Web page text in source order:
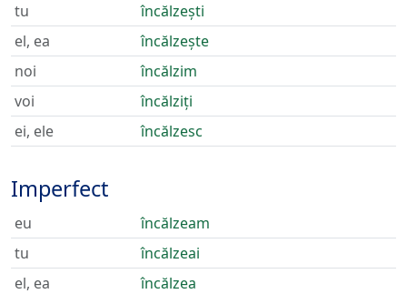
tu
încălzești
el, ea
încălzește
noi
încălzim
voi
încălziți
ei, ele
încălzesc
Imperfect
eu
încălzeam
tu
încălzeai
el, ea
încălzea